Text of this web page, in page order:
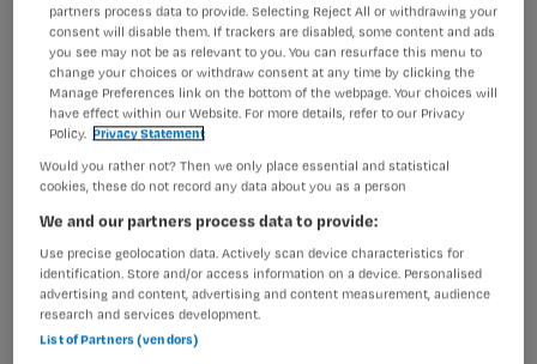
regio Amsterdam, Haarlem en Bennebroek.
De cliëntenpopulatie is zeer divers en je komt allerlei
soorten psychiatrische ziektebeelden tegen; van
depressie tot verslaving, van manie tot psychose of
een combinatie hiervan.
persoonlijk begeleiders duo. Je houdt samen de rode
Elke dag dynamisch; geen cliënt of behandelplan is
hetzelfde.
Ons multidisciplinaire teams zijn samengesteld uit
verpleegkundigen, psychiaters, artsen, psychologen,
maatschappelijk werkers en vaktherapeuten.
partners process data to provide. Selecting Reject All or withdrawing your
consent will disable them. If trackers are disabled, some content and ads
you see may not be as relevant to you. You can resurface this menu to
change your choices or withdraw consent at any time by clicking the
Manage Preferences link on the bottom of the webpage. Your choices will
have effect within our Website. For more details, refer to our Privacy
Policy. Privacy Statement
Would you rather not? Then we only place essential and statistical
cookies, these do not record any data about you as a person
We and our partners process data to provide:
Use precise geolocation data. Actively scan device characteristics for
identification. Store and/or access information on a device. Personalised
advertising and content, advertising and content measurement, audience
research and services development.
List of Partners (vendors)